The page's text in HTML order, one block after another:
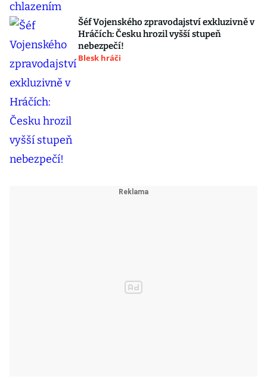
Šéf Vojenského zpravodajství exkluzivně v
Hráčích: Česku hrozil vyšší stupeň
nebezpečí!
Blesk hráči